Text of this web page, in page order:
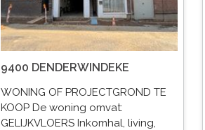
9400 DENDERWINDEKE
WONING OF PROJECTGROND TE
KOOP De woning omvat:
GELIJKVLOERS Inkomhal, living,